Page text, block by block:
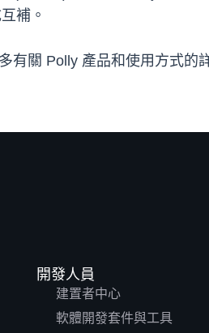
補。
有關 Polly 產品和使用方式的
開發人員
建置者中心
軟體開發套件與工具